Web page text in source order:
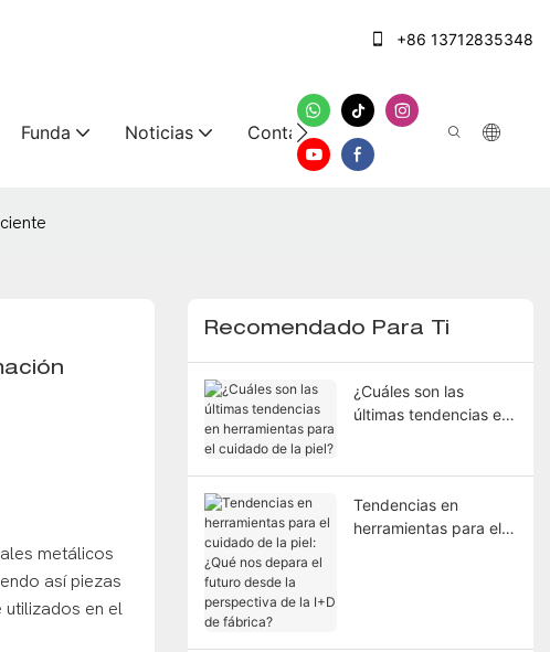
+86 13712835348
Funda Noticias Contáctenos
metálicos
así piezas
utilizados en el
Recomendado Para Ti
¿Cuáles son las
últimas tendencias en
Tendencias en
herramientas para el